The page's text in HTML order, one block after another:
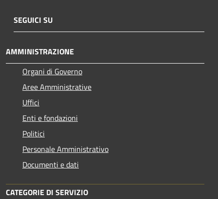
SEGUICI SU
AMMINISTRAZIONE
Organi di Governo
Aree Amministrative
Uffici
Enti e fondazioni
Politici
Personale Amministrativo
Documenti e dati
CATEGORIE DI SERVIZIO